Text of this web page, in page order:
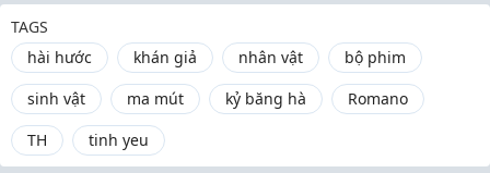
TAGS
hài hước
khán giả nhân vật
bộ phim
sinh vật
ma mút kỷ băng hà
Romano
TH
tinh yeu